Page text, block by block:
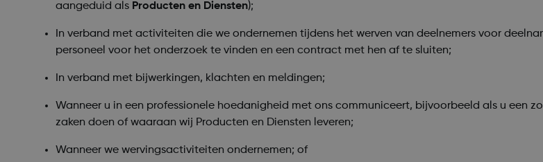
aangeduid als Producten en Diensten);
In verband met activiteiten die we ondernemen tijdens het werven van deelnemers voor
personeel voor het onderzoek te vinden en een contract met hen af te sluiten;
In verband met bijwerkingen, klachten en meldingen;
Wanneer u in een professionele hoedanigheid met ons communiceert, bijvoorbeeld als u een
zaken doen of waaraan wij Producten en Diensten leveren;
Wanneer we wervingsactiviteiten ondernemen; of